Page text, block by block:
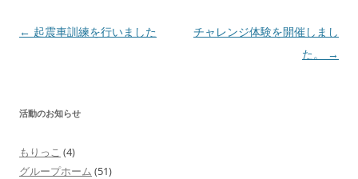
投
ゲ
シ
← 起震車訓練を行いました
チャレンジ体験を開催しまし
た。
→
活動のお知らせ
もりっこ (4)
グループホーム (51)